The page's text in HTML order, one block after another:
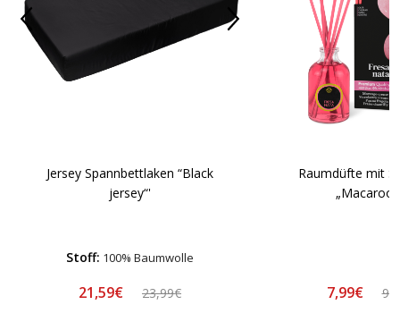
Jersey Spannbettlaken “Black
jersey“'
Stoff: 100% Baumwolle
21,59€ 23,99€
Raumdüfte mit
7,99€